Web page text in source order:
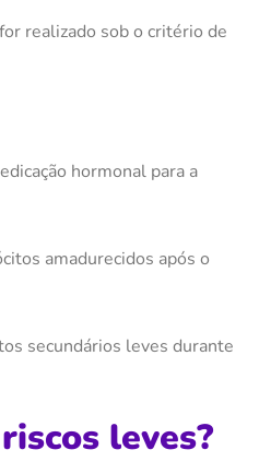
realizado sob o critério de
hormonal para a
amadurecidos após o
secundários leves durante
leves?